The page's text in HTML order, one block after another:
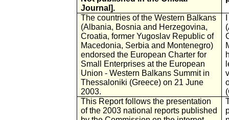
Journal].
The countries of the Western Balkans
(Albania, Bosnia and Herzegovina,
Croatia, former Yugoslav Republic of
Macedonia, Serbia and Montenegro)
endorsed the European Charter for
Small Enterprises at the European
Union - Western Balkans Summit in
Thessaloniki (Greece) on 21 June
2003.
This Report follows the presentation
of the 2003 national reports published